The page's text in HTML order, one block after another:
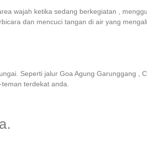
wajah ketika sedang berkegiatan ,
dan mencuci tangan di air yang
Seperti jalur Goa Agung Garunggang ,
terdekat anda.